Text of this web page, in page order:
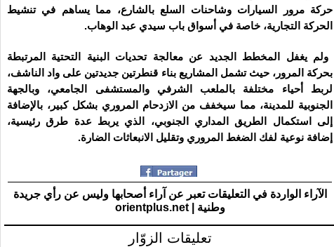
حركة مرور السيارات وشاحنات السلع بالشارع، مما يساهم في تنشيط
الحركة التجارية، خاصة في أسواق باب سيدي عبد الوهاب.
ولم يغفل المخطط الجديد عن معالجة تحديات البنية التحتية المرتبطة
بحركة المرور، حيث تشمل المشاريع بناء قنطرتين جديدتين على واد الناشف،
لربط أحياء مختلفة بالملعب الشرفي والمستشفى الجامعي، وبالجهة
الجنوبية للمدينة، مما سيخفف من الازدحام المروري بشكل كبير، بالإضافة
إلى استكمال الطريق المداري الجنوبي، الذي يربط عدة طرق رئيسية،
إضافة نوعية لفك الضغط المروري وتقليل الانبعاثات الضارة.
الآراء الواردة في التعليقات تعبر عن آراء أصحابها وليس عن رأي جريدة
وطنية | orientplus.net
تعليقات الزوّار